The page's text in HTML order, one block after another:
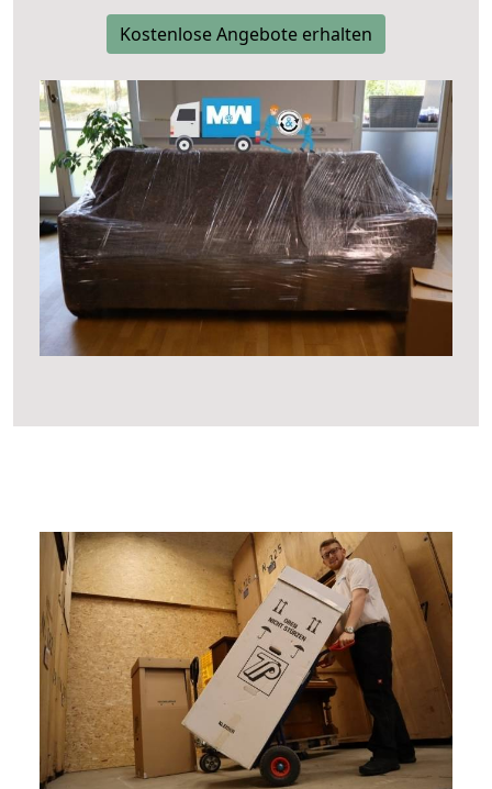
Kostenlose Angebote erhalten